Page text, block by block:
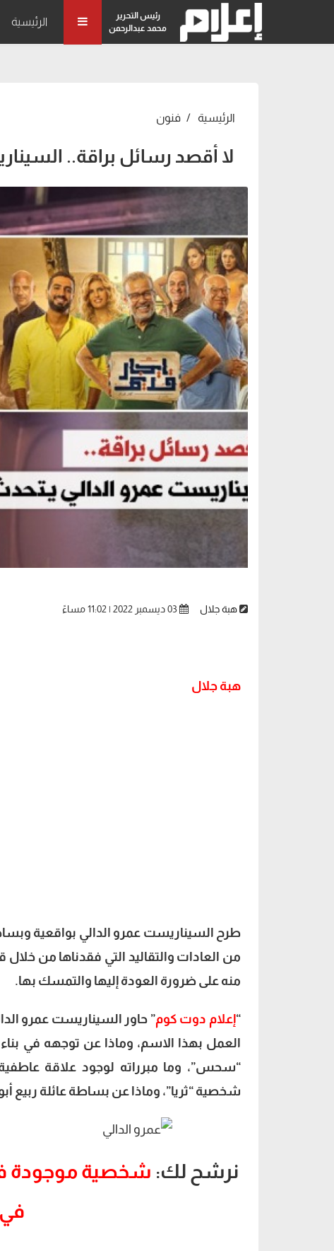
رئيس التحرير
محمد عبدالرحمن
الرئيسية
الرئيسية فنون
لا أقصد رسائل براقة..
هبة جلال
هبة جلال
طرح السيناريست عمرو الدالي بواقعية
من العادات والتقاليد التي فقدناها من
منه على ضرورة العودة إليها والتمسك بها.
“إعلام دوت كوم” حاور السيناريست عمرو
العمل بهذا الاسم، وماذا عن توجهه في
“سحس”، وما مبرراته لوجود علاقة
شخصية “ثريا”، وماذا عن بساطة عائلة ربيع أبو
نرشح لك: شخصية موجودة
في